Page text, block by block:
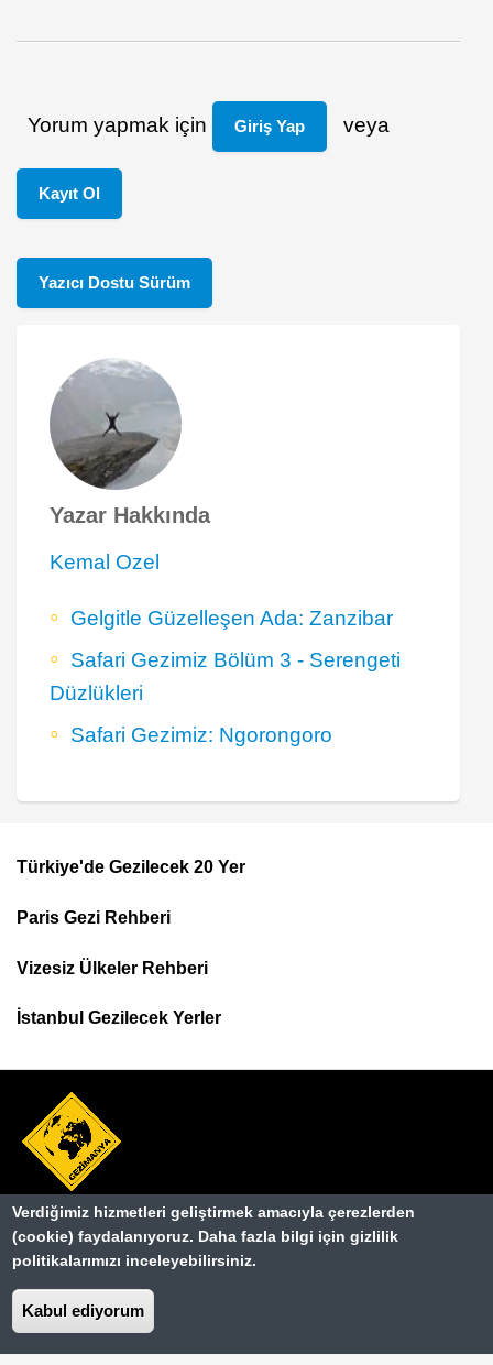
Yorum yapmak için Giriş Yap veya
Kayıt Ol
Yazıcı Dostu Sürüm
Yazar Hakkında
Kemal Ozel
Gelgitle Güzelleşen Ada: Zanzibar
Safari Gezimiz Bölüm 3 - Serengeti
Düzlükleri
Safari Gezimiz: Ngorongoro
Top
Menu
Türkiye'de Gezilecek 20 Yer
Paris Gezi Rehberi
Vizesiz Ülkeler Rehberi
İstanbul Gezilecek Yerler
Dipnot
Hakkımızda
Kullanım Şartları
Gizlilik Sözleşmesi
Verdiğimiz hizmetleri geliştirmek amacıyla çerezlerden
(cookie) faydalanıyoruz. Daha fazla bilgi için gizlilik
politikalarımızı inceleyebilirsiniz.
Kabul ediyorum